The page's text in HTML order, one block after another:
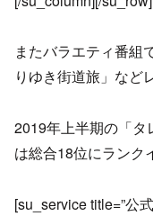
またバラエティ番組
りゆき街道旅」など
2019年上半期の「
は総合18位にランク
[su_service title=”公